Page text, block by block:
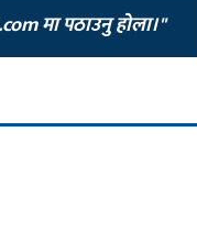
मा पठाउनु होला।"